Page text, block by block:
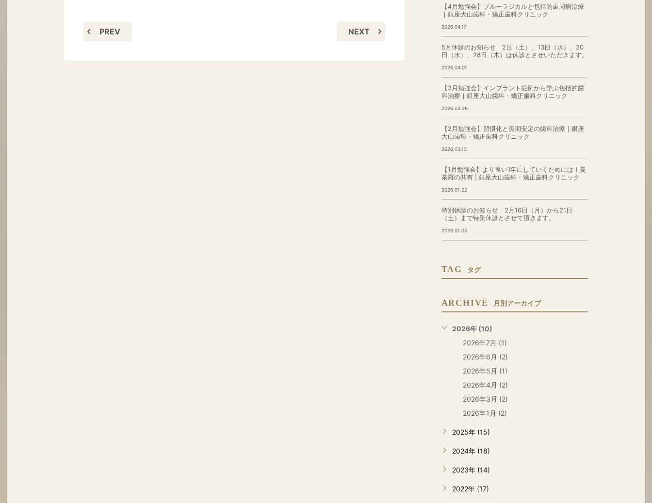
PREV NEXT
【4月勉強会】ブルーラジカルと包括的歯周病治療
｜銀座大山歯科・矯正歯科クリニック
2026.04.17
5月休診のお知らせ 2日（土）、13日（水）、20
日（水）、28日（木）は休診とさせいただきます。
2026.04.01
【3月勉強会】インプラント症例から学ぶ包括的歯
科治療｜銀座大山歯科・矯正歯科クリニック
2026.03.26
【2月勉強会】習慣化と長期安定の歯科治療｜銀座
大山歯科・矯正歯科クリニック
2026.03.13
【1月勉強会】より良い1年にしていくためには！曼
荼羅の共有 | 銀座大山歯科・矯正歯科クリニック
2026.01.22
特別休診のお知らせ 2月16日（月）から21日
（土）まで特別休診とさせて頂きます。
2026.01.05
TAG タグ
ARCHIVE 月別アーカイブ
2026年 (10)
2026年7月 (1)
2026年6月 (2)
2026年5月 (1)
2026年4月 (2)
2026年3月 (2)
2026年1月 (2)
2025年 (15)
2024年 (18)
2023年 (14)
2022年 (17)